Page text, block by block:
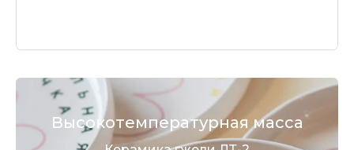
Высокотемпературная масса